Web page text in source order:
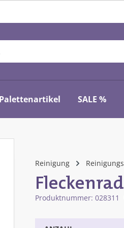
Palettenartikel SALE %
Reinigung
Produktnummer: 028311